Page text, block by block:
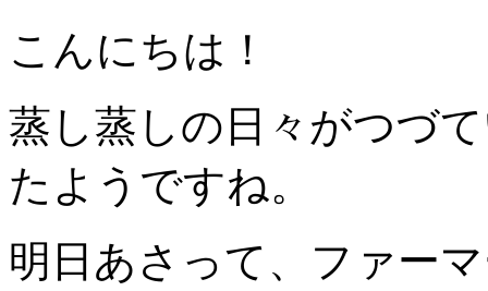
こんにちは！
蒸し蒸しの日々がつづ
たようですね。
明日あさって、ファー